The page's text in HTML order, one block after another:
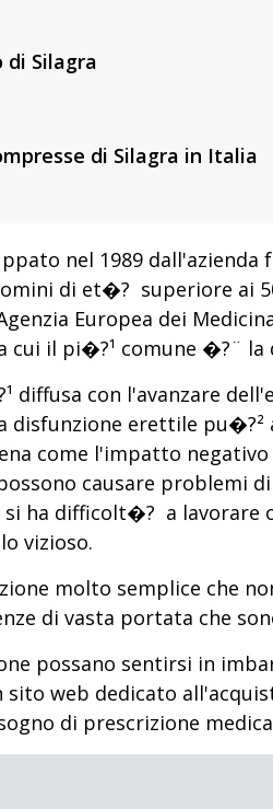
di Silagra
di Silagra in Italia
nel 1989
di et�? superiore ai
Europea dei
il pi�?¹ comune �?¨ la
diffusa con l'avanzare
erettile
come l'impatto
causare problemi
ha difficolt�? a lavorare
vizioso.
molto semplice che
di vasta portata che
possano sentirsi in
web dedicato
di prescrizione